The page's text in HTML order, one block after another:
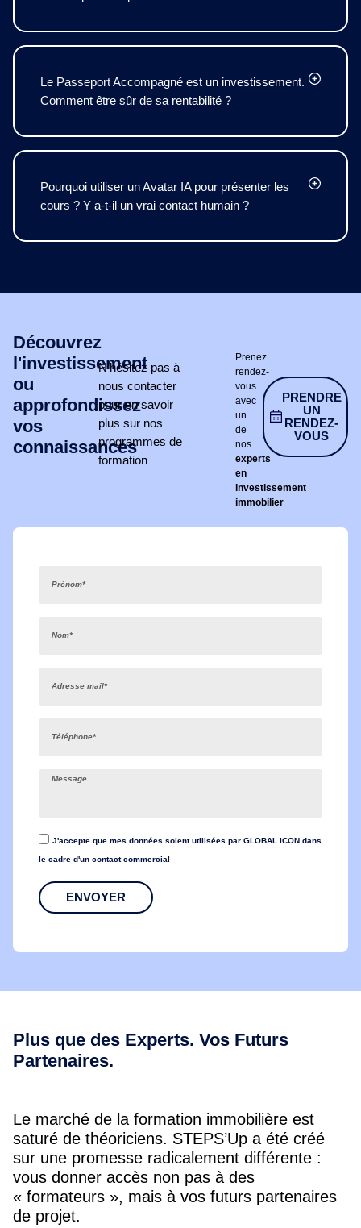
Le Passeport Accompagné est un investissement.
Comment être sûr de sa rentabilité ?
Pourquoi utiliser un Avatar IA pour présenter les
cours ? Y a-t-il un vrai contact humain ?
Découvrez
l'investissement
ou
approfondissez
vos
connaissances
N’hésitez pas à
nous contacter
pour en savoir
plus sur nos
programmes de
formation
Prenez
rendez-
vous
avec
un
de
nos
experts
en
investissement
immobilier
PRENDRE
UN
RENDEZ-
VOUS
J'accepte que mes données soient utilisées par GLOBAL ICON dans
le cadre d'un contact commercial
ENVOYER
Plus que des Experts. Vos Futurs
Partenaires.
Le marché de la formation immobilière est
saturé de théoriciens. STEPS’Up a été créé
sur une promesse radicalement différente :
vous donner accès non pas à des
« formateurs », mais à vos futurs partenaires
de projet.